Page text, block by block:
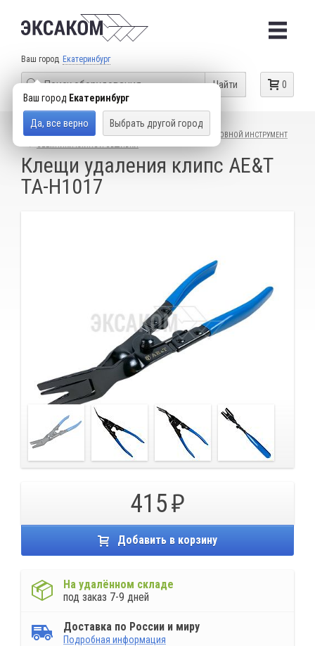
Ваш город Екатеринбург
Ваш город Екатеринбург
Да, все верно Выбрать другой город
0
Найти
КАТАЛОГ ТОВАРОВ СПЕЦИАЛЬНЫЙ ИНСТРУМЕНТ
КУЗОВНОЙ ИНСТРУМЕНТ
Клещи удаления клипс AE&T
TA-H1017
415
Добавить в корзину
На удалённом складе
под заказ 7-9 дней
Доставка по России и миру
Подробная информация